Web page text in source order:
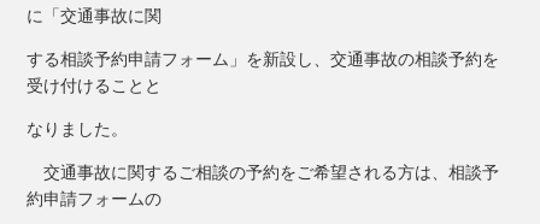
に「交通事故に関
する相談予約申請フォーム」を新設し、交通事故の相談予約を
受け付けることと
なりました。
交通事故に関するご相談の予約をご希望される方は、相談予
約申請フォームの